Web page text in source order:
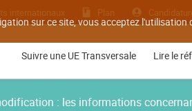
sur ce site, vous acceptez
internationaux Plan
Suivre une UE Transversale Lire le
: les informations